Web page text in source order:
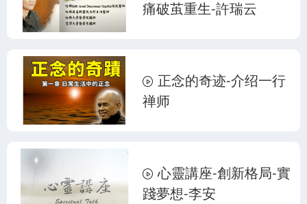
痛破茧重生-許瑞云
正念的奇迹-介绍一行
禅师
心靈講座-創新格局-實
踐夢想-李安